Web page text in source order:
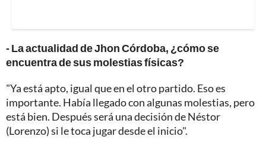
- La actualidad de Jhon Córdoba, ¿cómo se
encuentra de sus molestias físicas?
"Ya está apto, igual que en el otro partido. Eso es
importante. Había llegado con algunas molestias, pero
está bien. Después será una decisión de Néstor
(Lorenzo) si le toca jugar desde el inicio".